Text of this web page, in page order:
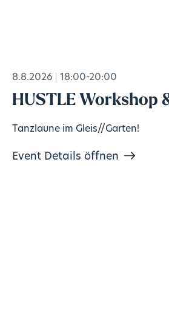
8.8.2026 18:00-20:00
HUSTLE Workshop
Tanzlaune im Gleis//Garten!
Event Details öffnen